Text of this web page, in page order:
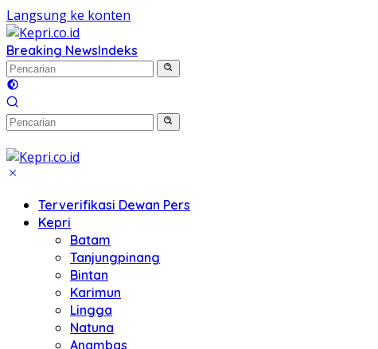
Langsung ke konten
Breaking NewsIndeks
Terverifikasi Dewan Pers
Kepri
Batam
Tanjungpinang
Bintan
Karimun
Lingga
Natuna
Anambas